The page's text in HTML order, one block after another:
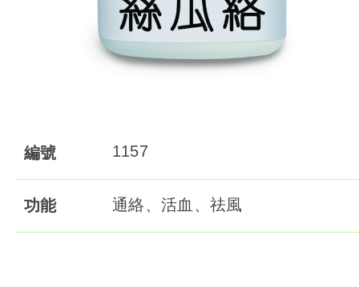
編號 1157
功能 通絡、活血、祛風